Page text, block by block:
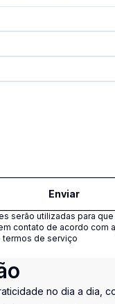
Enviar
serão utilizadas para
contato de acordo com a
termos de serviço
no dia a dia,